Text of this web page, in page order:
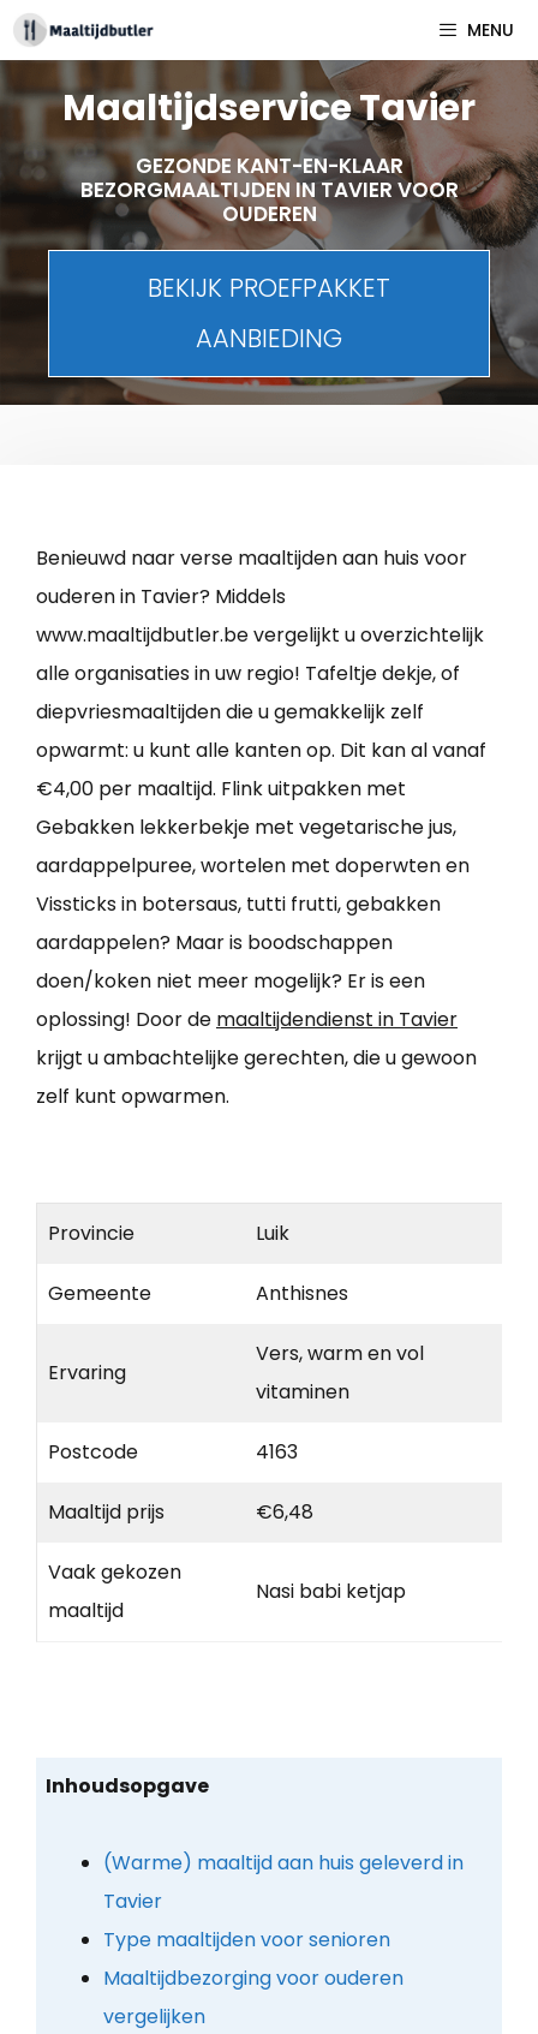
Spring
naar
inhoud
MENU
Maaltijdservice Tavier
GEZONDE KANT-EN-KLAAR
BEZORGMAALTIJDEN IN TAVIER VOOR
OUDEREN
BEKIJK PROEFPAKKET
AANBIEDING
Benieuwd naar verse maaltijden aan huis voor
ouderen in Tavier? Middels
www.maaltijdbutler.be vergelijkt u overzichtelijk
alle organisaties in uw regio! Tafeltje dekje, of
diepvriesmaaltijden die u gemakkelijk zelf
opwarmt: u kunt alle kanten op. Dit kan al vanaf
€4,00 per maaltijd. Flink uitpakken met
Gebakken lekkerbekje met vegetarische jus,
aardappelpuree, wortelen met doperwten en
Vissticks in botersaus, tutti frutti, gebakken
aardappelen? Maar is boodschappen
doen/koken niet meer mogelijk? Er is een
oplossing! Door de maaltijdendienst in Tavier
krijgt u ambachtelijke gerechten, die u gewoon
zelf kunt opwarmen.
Provincie Luik
Gemeente Anthisnes
Ervaring
Vers, warm en vol
vitaminen
Postcode 4163
Maaltijd prijs €6,48
Vaak gekozen
maaltijd
Nasi babi ketjap
Inhoudsopgave
(Warme) maaltijd aan huis geleverd in
Tavier
Type maaltijden voor senioren
Maaltijdbezorging voor ouderen
vergelijken